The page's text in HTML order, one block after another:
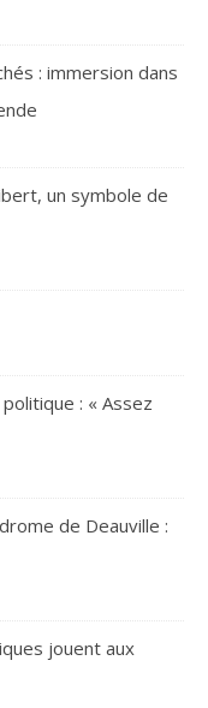
: immersion dans
un symbole de
: « Assez
de Deauville :
jouent aux